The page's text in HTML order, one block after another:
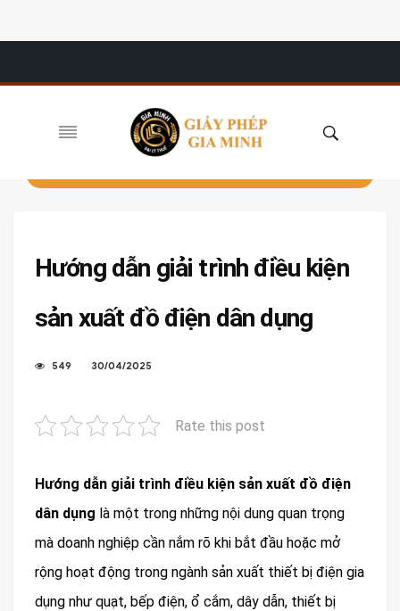
Hướng dẫn giải trình điều kiện
sản xuất đồ điện dân dụng
549 30/04/2025
Rate this post
Hướng dẫn giải trình điều kiện sản xuất đồ điện
dân dụng là một trong những nội dung quan trọng
mà doanh nghiệp cần nắm rõ khi bắt đầu hoặc mở
rộng hoạt động trong ngành sản xuất thiết bị điện gia
dụng như quạt, bếp điện, ổ cắm, dây dẫn, thiết bị